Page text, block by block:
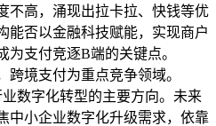
不高，涌现出拉卡拉、快钱等优
能否以金融科技赋能，实现商户
支付竞逐B端的关键点。
境支付为重点竞争领域。
业数字化转型的主要方向。未来
中小企业数字化升级需求，依靠